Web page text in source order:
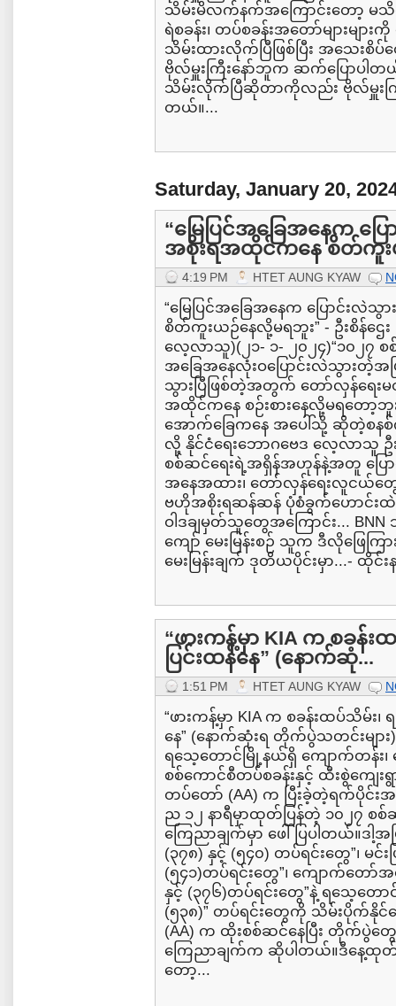
သိမ်းမိလက်နက်အကြောင်းတော့ မသိ
ရဲစခန်း၊ တပ်စခန်းအတော်များမျာ
သိမ်းထားလိုက်ပြီဖြစ်ပြီး အသေးစိ
ဗိုလ်မှူးကြီးနော်ဘူက ဆက်ပြောပါတ
သိမ်းလိုက်ပြီဆိုတာကိုလည်း ဗိုလ်မှူးကြီ
တယ်။...
Saturday, January 20,
“မြေပြင်အခြေအနေက ပြ
အစိုးရအထိုင်ကနေ စိတ်ကူး
4:19 PM HTET AUNG KYAW
“မြေပြင်အခြေအနေက ပြောင်းလဲ
စိတ်ကူးယဉ်နေလို့မရဘူး” - ဦးစိန်ဌေး
လေ့လာသူ)(၂၁- ၁- ၂၀၂၄)“၁၀၂၇
အခြေအနေလုံးဝပြောင်းလဲသွားတဲ့အပ
သွားပြီဖြစ်တဲ့အတွက် တော်လှန်ရေး
အထိုင်ကနေ စဉ်းစားနေလို့မရတော့ဘူ
အောက်ခြေကနေ အပေါ်သို့ ဆိုတဲ့စနစ်ကို
လို့ နိုင်ငံရေးဘောဂဗေဒ လေ့လာသူ ဦ
စစ်ဆင်ရေးရဲ့အရှိန်အဟုန်နဲ့အတူ ပြော
အနေအထား၊ တော်လှန်ရေးလူငယ်တွေ
ဗဟိုအစိုးရဆန်ဆန် ပုံစံခွက်ဟောင်းထဲ
ဝါဒချမှတ်သူတွေအကြောင်း...
ကျော် မေးမြန်းစဉ် သူက ဒီလိုဖြေ
မေးမြန်းချက် ဒုတိယပိုင်းမှာ...- ထိုင်
“ဖားကန့်မှာ KIA က စခန်
ပြင်းထန်နေ” (နောက်ဆုံ...
1:51 PM HTET AUNG KYAW
“ဖားကန့်မှာ KIA က စခန်းထပ်သိမ်း၊
နေ” (နောက်ဆုံးရ တိုက်ပွဲသတင်းများ
ရသေ့တောင်မြို့နယ်ရှိ ကျောက်တန်း၊
စစ်ကောင်စီတပ်စခန်းနှင့် ထီးစွဲကျေး
တပ်တော် (AA) က ပြီးခဲ့တဲ့ရက်ပို
ည ၁၂ နာရီမှာထုတ်ပြန်တဲ့ ၁၀၂၇ စစ်
ကြေညာချက်မှာ ဖေါ်ပြပါတယ်။ဒါ့အ
(၃၇၈) နှင့် (၅၄၀) တပ်ရင်းတွေ”၊ မင်း
(၅၄၁)တပ်ရင်းတွေ”၊ ကျောက်တော်အ
နှင့် (၃၇၆)တပ်ရင်းတွေ”နဲ့ ရသေ့တော
(၅၃၈)” တပ်ရင်းတွေကို သိမ်းပိုက်နို
(AA) က ထိုးစစ်ဆင်နေပြီး တိုက်ပွဲတွ
ကြေညာချက်က ဆိုပါတယ်။ဒီနေ့ထု
တော့...